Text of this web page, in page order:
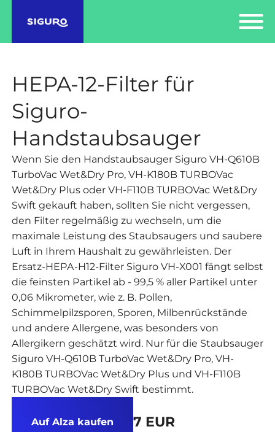
HEPA-12-Filter für
Siguro-
Handstaubsauger
Wenn Sie den Handstaubsauger Siguro VH-Q610B
TurboVac Wet&Dry Pro, VH-K180B TURBOVac
Wet&Dry Plus oder VH-F110B TURBOVac Wet&Dry
Swift gekauft haben, sollten Sie nicht vergessen,
den Filter regelmäßig zu wechseln, um die
maximale Leistung des Staubsaugers und saubere
Luft in Ihrem Haushalt zu gewährleisten. Der
Ersatz-HEPA-H12-Filter Siguro VH-X001 fängt selbst
die feinsten Partikel ab - 99,5 % aller Partikel unter
0,06 Mikrometer, wie z. B. Pollen,
Schimmelpilzsporen, Sporen, Milbenrückstände
und andere Allergene, was besonders von
Allergikern geschätzt wird. Nur für die Staubsauger
Siguro VH-Q610B TurboVac Wet&Dry Pro, VH-
K180B TURBOVac Wet&Dry Plus und VH-F110B
TURBOVac Wet&Dry Swift bestimmt.
Auf Alza kaufen 7 EUR